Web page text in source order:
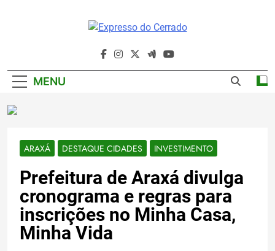
Expresso Do
Cerrado
MENU
ARAXÁ DESTAQUE CIDADES INVESTIMENTO
Prefeitura de Araxá divulga
cronograma e regras para
inscrições no Minha Casa,
Minha Vida